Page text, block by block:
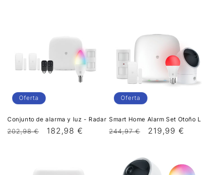
Oferta
Conjunto de alarma y luz - Radar
Precio
202,98 €
Precio
182,98 €
Oferta
Smart Home Alarm Set Otoño L
Precio
244,97 €
Precio
219,99 €